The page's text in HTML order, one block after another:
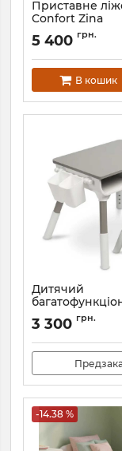
Приставне
Confort Zina
Артикул: 2185085210
5 400 грн.
В кошик
Дитячий
столик та
Toyz Lara
Артикул:397290
3 300 грн.
-14.38 %